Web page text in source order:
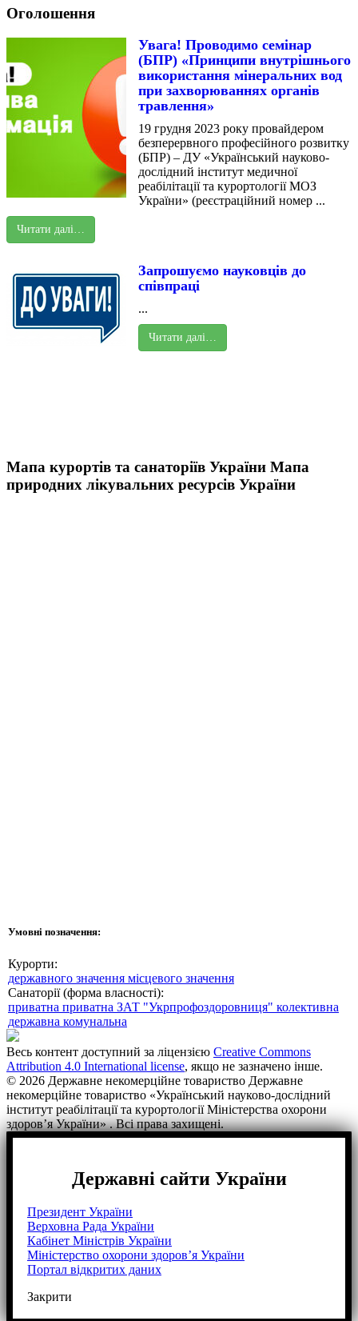
Оголошення
Увага! Проводимо семінар
(БПР) «Принципи внутрішнього
використання мінеральних вод
при захворюваннях органів
травлення»
19 грудня 2023 року провайдером
безперервного професійного розвитку
(БПР) – ДУ «Український науково-
дослідний інститут медичної
реабілітації та курортології МОЗ
України» (реєстраційний номер ...
Читати далі…
Запрошуємо науковців до
співпраці
...
Читати далі…
Мапа курортів та санаторіїв України Мапа
природних лікувальних ресурсів України
Умовні позначення:
Курорти:
державного значення місцевого значення
Санаторії (форма власності):
приватна приватна ЗАТ "Укрпрофоздоровниця" колективна
державна комунальна
Весь контент доступний за ліцензією Creative Commons
Attribution 4.0 International license, якщо не зазначено інше.
© 2026 Державне некомерційне товариство Державне
некомерційне товариство «Український науково-дослідний
інститут реабілітації та курортології Міністерства охорони
здоров’я України» . Всі права захищені.
Державні сайти України
Президент України
Верховна Рада України
Кабінет Міністрів України
Міністерство охорони здоров’я України
Портал відкритих даних
Закрити